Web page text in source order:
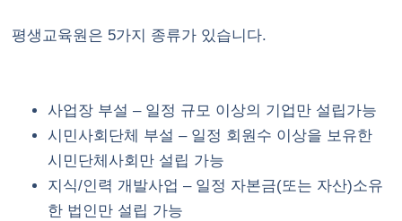
평생교육원은 5가지 종류가 있습니다.
사업장 부설 – 일정 규모 이상의 기업만 설립가능
시민사회단체 부설 – 일정 회원수 이상을 보유한
시민단체사회만 설립 가능
지식/인력 개발사업 – 일정 자본금(또는 자산)소유
한 법인만 설립 가능